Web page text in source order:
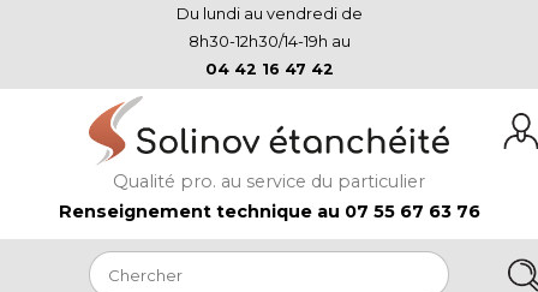
Du lundi au vendredi de
8h30-12h30/14-19h au
04 42 16 47 42
Qualité pro. au service du particulier
Renseignement technique au 07 55 67 63 76